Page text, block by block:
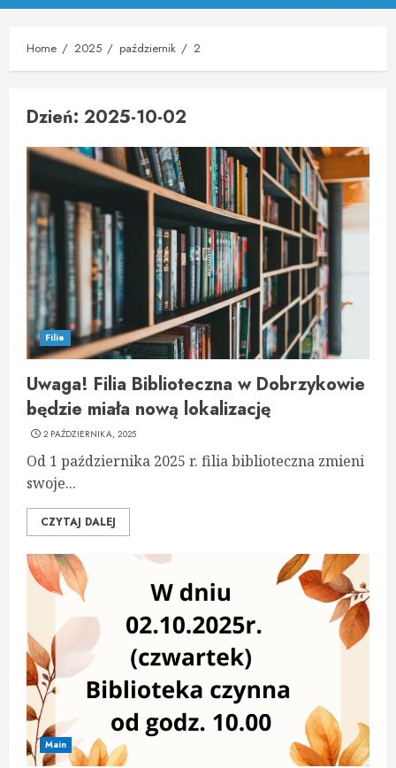
Menu
Home 2025 październik 2
Dzień: 2025-10-02
Filie
Uwaga! Filia Biblioteczna w Dobrzykowie
będzie miała nową lokalizację
2 PAŹDZIERNIKA, 2025
Od 1 października 2025 r. filia biblioteczna zmieni
swoje...
CZYTAJ DALEJ
Main